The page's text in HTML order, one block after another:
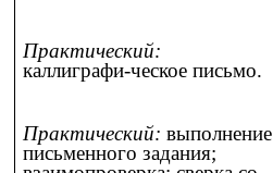
Практический:
каллиграфи-ческое письмо.
Практический: выполнение
письменного задания;